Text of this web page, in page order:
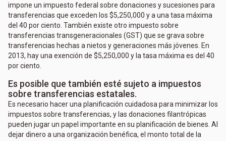
impone un impuesto federal sobre donaciones y sucesiones para
transferencias que exceden los $5,250,000 y a una tasa máxima
del 40 por ciento. También existe otro impuesto sobre
transferencias transgeneracionales (GST) que se grava sobre
transferencias hechas a nietos y generaciones más jóvenes. En
2013, hay una exención de $5,250,000 y la tasa máxima es del 40
por ciento.
Es posible que también esté sujeto a impuestos
sobre transferencias estatales.
Es necesario hacer una planificación cuidadosa para minimizar los
impuestos sobre transferencias, y las donaciones filantrópicas
pueden jugar un papel importante en su planificación de bienes. Al
dejar dinero a una organización benéfica, el monto total de la